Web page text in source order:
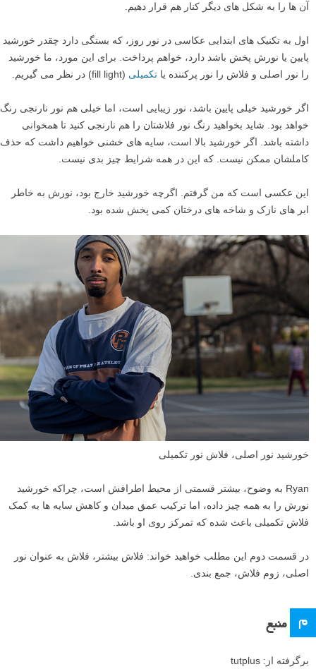
آن ها را به شکل های دیگر کنار هم قرار دهیم.
اول به تکنیک های ابتدایی عکاسی در نور روز، که بستگی دارد چقدر خورشید
پایین یا نورش پخش باشد دارد، خواهم پرداخت. برای این مورد، ما خورشید
را نور اصلی و فلاش را نور پرکننده یا تکمیلی (fill light) در نظر می گیریم.
اگر خورشید خیلی پایین باشد، نور زیبایی است، اما خیلی هم نور نارنجی رنگ
خواهد بود. شاید بخواهید رنگ نور فلاشتان را هم نارنجی کنید تا همخوانی
داشته باشد. اگر خورشید بالا است، سایه های خشنی خواهیم داشت که حذف
کاملشان ممکن نیست. که این در همه شرایط چیز بدی نیست.
این عکسی است که من گرفتم. اگرچه خورشید خارج بود، نورش به خاطر
ابر های نازک و شاخه های درختان کمی پخش شده بود.
خورشید نور اصلی، فلاش نور تکمیلی
Ryan به وضوح، بیشتر قسمتی از محیط اطرافش است، چراکه خورشید
نورش را به همه چیز داده، اما ترکیب عمق میدان و کاهش سایه ها به کمک
فلاش تکمیلی باعث شده که تمرکز روی او باشد.
در قسمت دوم این مطلب خواهید خواند: فلاش بیشتر، فلاش به عنوان نور
اصلی، زوم فلاش، جمع بندی.
م منبع
برگرفته از: tutplus